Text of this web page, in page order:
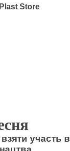
Store
участь в